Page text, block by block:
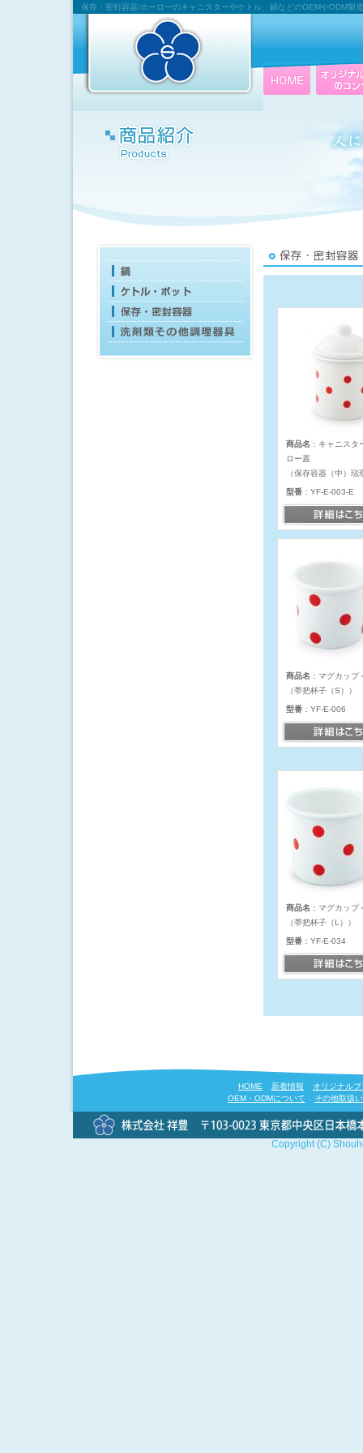
保存・密封容器/ホーローのキャニスターやケトル、鍋などのOEMやODM製
商品名 ：キャニスタ
ロー蓋
（保存容器（中）琺
型番 ：YF-E-003-E
商品名 ：マグカップ
（帯把杯子（S））
型番 ：YF-E-006
商品名 ：マグカップ
（帯把杯子（L））
型番 ：YF-E-034
HOME 新着情報
オリジナル
OEM・ODMについて
その他取扱
Copyright (C)